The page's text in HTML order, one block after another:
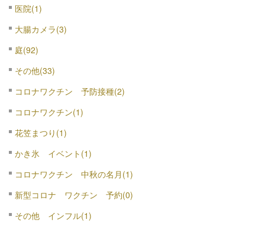
医院(1)
大腸カメラ(3)
庭(92)
その他(33)
コロナワクチン 予防接種(2)
コロナワクチン(1)
花笠まつり(1)
かき氷 イベント(1)
コロナワクチン 中秋の名月(1)
新型コロナ ワクチン 予約(0)
その他 インフル(1)